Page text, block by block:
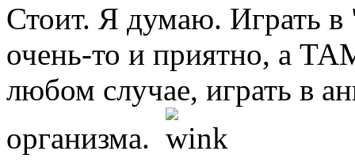
Стоит. Я думаю. Играть в
очень-то и приятно, а
любом случае, играть в
организма.